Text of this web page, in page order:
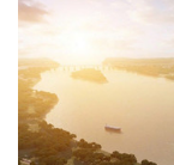
cách mạng không
vững Thủ đô trong